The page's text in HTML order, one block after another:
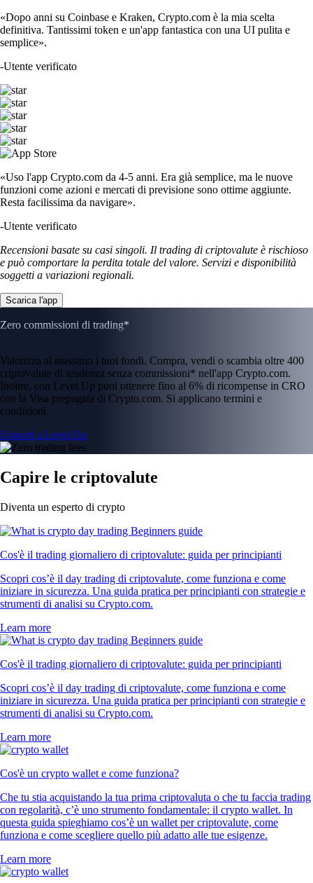
«Dopo anni su Coinbase e Kraken, Crypto.com è la mia scelta
definitiva. Tantissimi token e un'app fantastica con una UI pulita e
semplice».
-Utente verificato
«Uso l'app Crypto.com da 4-5 anni. Era già semplice, ma le nuove
funzioni come azioni e mercati di previsione sono ottime aggiunte.
Resta facilissima da navigare».
-Utente verificato
Recensioni basate su casi singoli. Il trading di criptovalute è rischioso
e può comportare la perdita totale del valore. Servizi e disponibilità
soggetti a variazioni regionali.
Scarica l'app
Zero commissioni di trading*
Valorizza al massimo i tuoi fondi. Compra, vendi o scambia oltre 400
criptovalute di tendenza senza commissioni* nell'app Crypto.com.
Inoltre, con Level Up puoi ottenere fino al 6% di ricompense in CRO
con la Visa prepagata di Crypto.com. Si applicano termini e
condizioni.
Unisciti a Level Up
Capire le criptovalute
Diventa un esperto di crypto
Cos'è il trading giornaliero di criptovalute: guida per principianti
Scopri cos’è il day trading di criptovalute, come funziona e come
iniziare in sicurezza. Una guida pratica per principianti con strategie e
strumenti di analisi su Crypto.com.
Learn more
Cos'è il trading giornaliero di criptovalute: guida per principianti
Scopri cos’è il day trading di criptovalute, come funziona e come
iniziare in sicurezza. Una guida pratica per principianti con strategie e
strumenti di analisi su Crypto.com.
Learn more
Cos'è un crypto wallet e come funziona?
Che tu stia acquistando la tua prima criptovaluta o che tu faccia trading
con regolarità, c’è uno strumento fondamentale: il crypto wallet. In
questa guida spieghiamo cos’è un wallet per criptovalute, come
funziona e come scegliere quello più adatto alle tue esigenze.
Learn more